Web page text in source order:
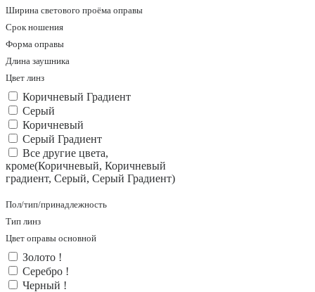
Ширина светового проёма оправы
Срок ношения
Форма оправы
Длина заушника
Цвет линз
Коричневый Градиент
Серый
Коричневый
Серый Градиент
Все другие цвета,
кроме(Коричневый, Коричневый
градиент, Серый, Серый Градиент)
Пол/тип/принадлежность
Тип линз
Цвет оправы основной
Золото !
Серебро !
Черный !